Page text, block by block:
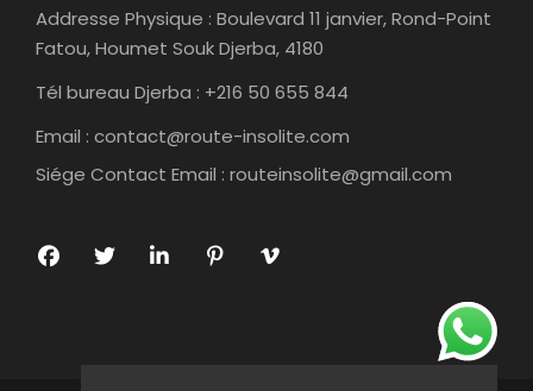
Addresse Physique : Boulevard 11 janvier, Rond-Point
Fatou, Houmet Souk Djerba, 4180
Tél bureau Djerba : +216 50 655 844
Email : contact@route-insolite.com
Siége Contact Email : routeinsolite@gmail.com